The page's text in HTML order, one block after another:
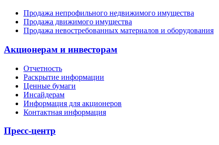
Продажа непрофильного недвижимого имущества
Продажа движимого имущества
Продажа невостребованных материалов и оборудования
Акционерам и инвесторам
Отчетность
Раскрытие информации
Ценные бумаги
Инсайдерам
Информация для акционеров
Контактная информация
Пресс-центр